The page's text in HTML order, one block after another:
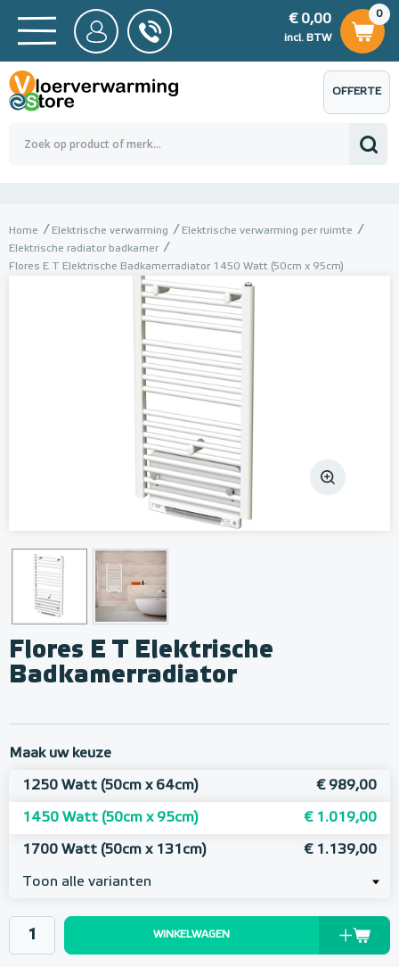
BTW
0,00
0
€ 0,00
incl. BTW
€ 0,00
OFFERTE
AANVRAGEN
Home Elektrische verwarming
Elektrische verwarming per ruimte
Elektrische radiator badkamer
Flores E T Elektrische Badkamerradiator 1450 Watt (50cm x 95cm)
Flores E T Elektrische
Badkamerradiator
Maak uw keuze
1250 Watt (50cm x 64cm) € 989,00
1450 Watt (50cm x 95cm) € 1.019,00
1700 Watt (50cm x 131cm) € 1.139,00
Toon alle varianten
WINKELWAGEN